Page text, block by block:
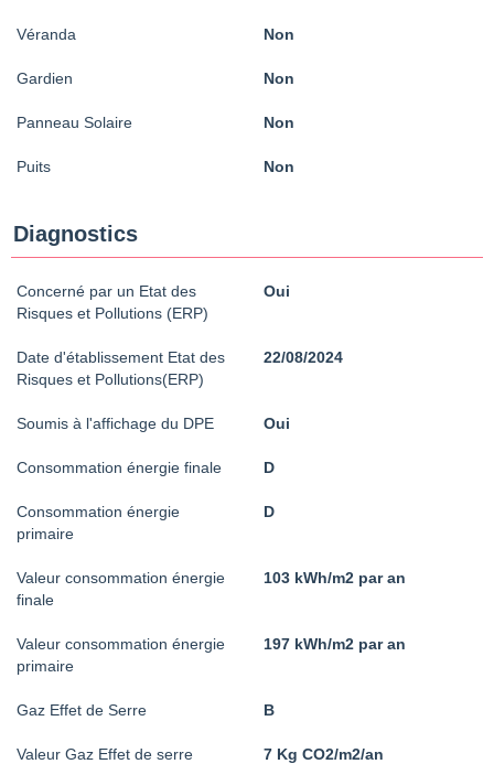
Véranda Non
Gardien Non
Panneau Solaire Non
Puits Non
Diagnostics
Concerné par un Etat des
Risques et Pollutions (ERP)
Oui
Date d'établissement Etat des
Risques et Pollutions(ERP)
22/08/2024
Soumis à l'affichage du DPE Oui
Consommation énergie finale D
Consommation énergie
primaire
D
Valeur consommation énergie
finale
103 kWh/m2 par an
Valeur consommation énergie
primaire
197 kWh/m2 par an
Gaz Effet de Serre B
Valeur Gaz Effet de serre 7 Kg CO2/m2/an